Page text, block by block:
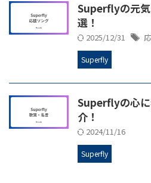
Superflyの元
選！
2025/12/31
Superfly
Superflyの心
介！
2024/11/16
Superfly